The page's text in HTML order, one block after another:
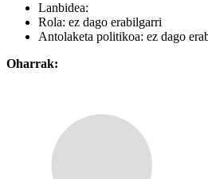
Lanbidea:
Rola: ez dago erabilgarri
Antolaketa politikoa: ez dago
Oharrak: